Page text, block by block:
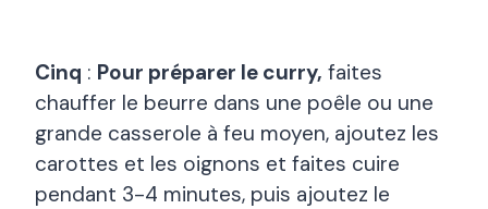
Cinq : Pour préparer le curry, faites
chauffer le beurre dans une poêle ou une
grande casserole à feu moyen, ajoutez les
carottes et les oignons et faites cuire
pendant 3-4 minutes, puis ajoutez le